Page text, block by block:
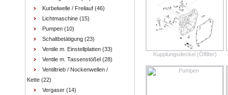
Kurbelwelle / Freilauf (46)
Lichtmaschine (15)
Pumpen (10)
Schaltbetätigung (23)
Ventile m. Einstellplatten (33)
Ventile m. Tassenstößel (28)
Ventiltrieb / Nockenwellen /
Kette (22)
Vergaser (14)
Kupplungsdeckel (Ölfilter)